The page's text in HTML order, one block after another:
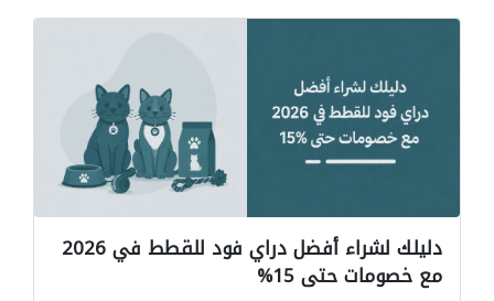
دليلك لشراء أفضل دراي فود للقطط في 2026
مع خصومات حتى 15%